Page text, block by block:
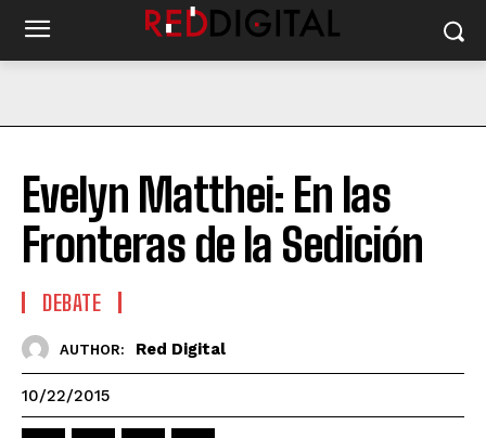
Evelyn Matthei: En las
Fronteras de la Sedición
DEBATE
AUTHOR: Red Digital
10/22/2015